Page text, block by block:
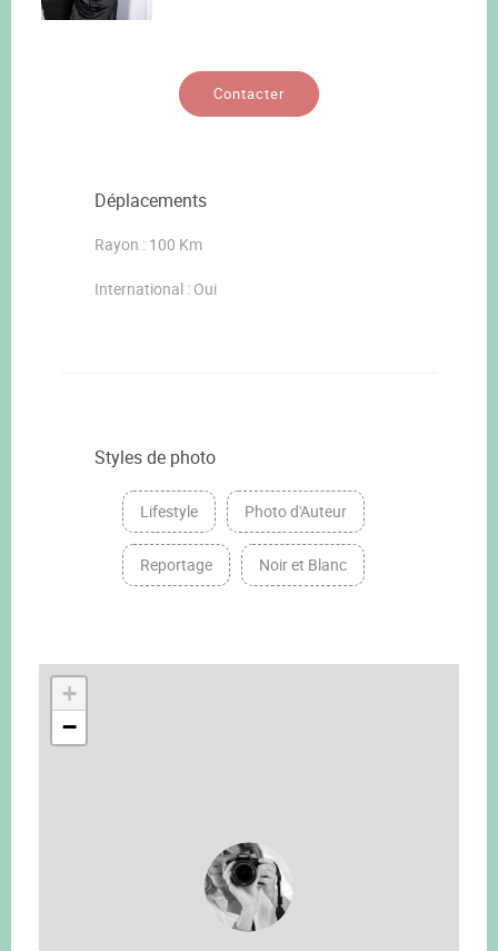
Contacter
Déplacements
Rayon : 100 Km
International : Oui
Styles de photo
Lifestyle Photo d'Auteur
Reportage Noir et Blanc
+
−